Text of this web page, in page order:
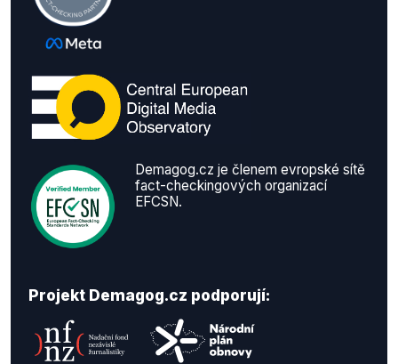
Demagog.cz je členem evropské sítě
fact-checkingových organizací
EFCSN.
Projekt Demagog.cz podporují: